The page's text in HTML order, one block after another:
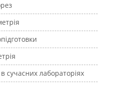
сучасних лабораторіях